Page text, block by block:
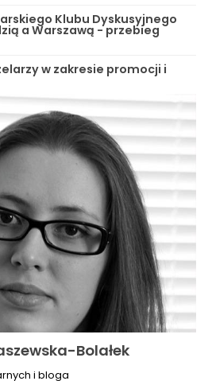
Klubu Dyskusyjnego
a Warszawą - przebieg
w zakresie promocji i
Bolałek
i bloga